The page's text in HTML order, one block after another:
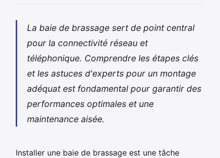
La baie de brassage sert de point central
pour la connectivité réseau et
téléphonique. Comprendre les étapes clés
et les astuces d'experts pour un montage
adéquat est fondamental pour garantir des
performances optimales et une
maintenance aisée.
Installer une baie de brassage est une tâche